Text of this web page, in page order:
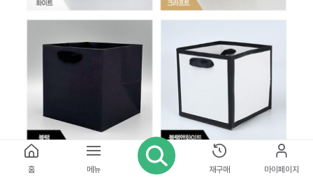
홈 메뉴 재구매 마이페이지